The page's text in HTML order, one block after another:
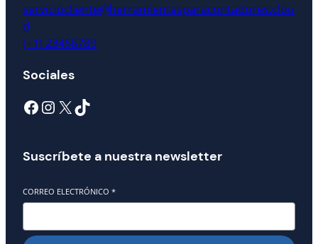
serviciocliente@herramientasparacontadores.clou
d
(+1) 23456789
Sociales
Facebook InstagramX TikTok
Suscríbete a nuestra newsletter
CORREO ELECTRÓNICO *